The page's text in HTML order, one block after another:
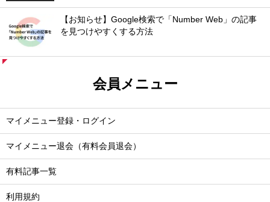
【お知らせ】Google検索で「Number Web」の記事
を見つけやすくする方法
会員メニュー
マイメニュー登録・ログイン
マイメニュー退会（有料会員退会）
有料記事一覧
利用規約